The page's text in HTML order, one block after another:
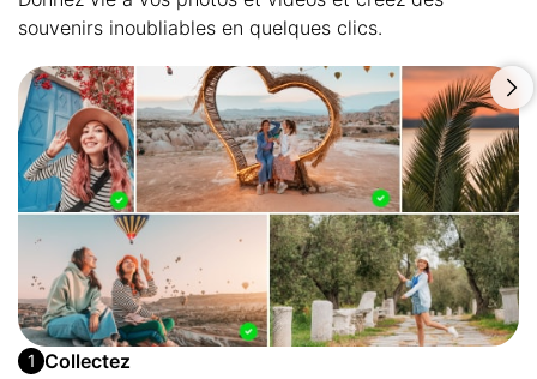
souvenirs inoubliables en quelques clics.
1 Collectez